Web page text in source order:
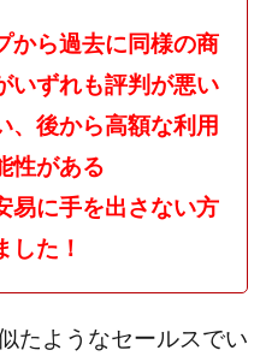
から過去に同様の商
いずれも評判が悪い
、後から高額な利用
性がある
易に手を出さない方
した！
たようなセールスでい
らくらくできるスマホ副業
ミオ・ロドリゲス・ジュニア
ス
ワールドリユースシステム
なし
ューイヤーパラダイス
る
ネットスター